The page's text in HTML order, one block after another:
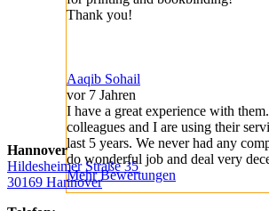
Thank you!
Aaqib Sohail
vor 7 Jahren
I have a great experience with
colleagues and I are using their
last 5 years. We never had any
do wonderful job and deal very
Mehr Bewertungen
Hannover
Hildesheimer Straße 35
30169 Hannover